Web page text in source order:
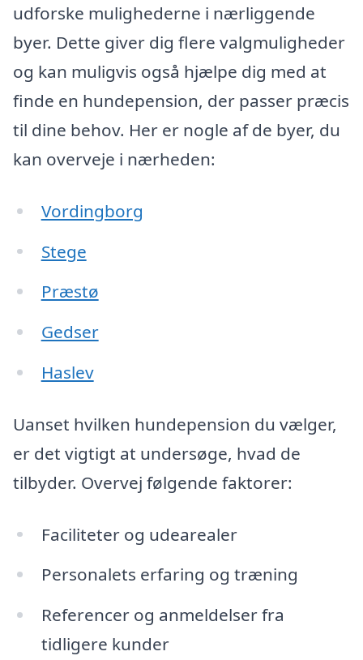
udforske mulighederne i nærliggende
byer. Dette giver dig flere valgmuligheder
og kan muligvis også hjælpe dig med at
finde en hundepension, der passer præcis
til dine behov. Her er nogle af de byer, du
kan overveje i nærheden:
Vordingborg
Stege
Præstø
Gedser
Haslev
Uanset hvilken hundepension du vælger,
er det vigtigt at undersøge, hvad de
tilbyder. Overvej følgende faktorer:
Faciliteter og udearealer
Personalets erfaring og træning
Referencer og anmeldelser fra
tidligere kunder